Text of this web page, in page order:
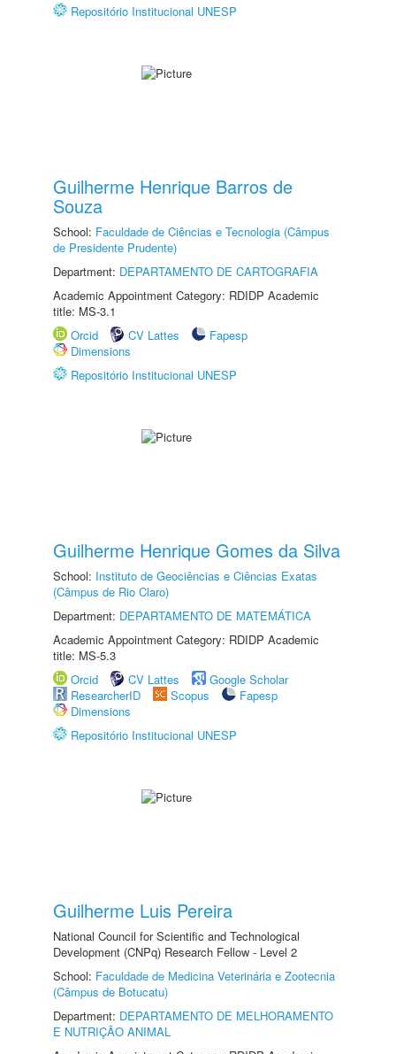
Repositório Institucional UNESP
Guilherme Henrique Barros de
Souza
School: Faculdade de Ciências e Tecnologia (Câmpus
de Presidente Prudente)
Department: DEPARTAMENTO DE CARTOGRAFIA
Academic Appointment Category: RDIDP Academic
title: MS-3.1
Orcid
CV Lattes
Fapesp
Dimensions
Repositório Institucional UNESP
Guilherme Henrique Gomes da Silva
School: Instituto de Geociências e Ciências Exatas
(Câmpus de Rio Claro)
Department: DEPARTAMENTO DE MATEMÁTICA
Academic Appointment Category: RDIDP Academic
title: MS-5.3
Orcid
CV Lattes
Google Scholar
ResearcherID
Scopus
Fapesp
Dimensions
Repositório Institucional UNESP
Guilherme Luis Pereira
National Council for Scientific and Technological
Development (CNPq) Research Fellow - Level 2
School: Faculdade de Medicina Veterinária e Zootecnia
(Câmpus de Botucatu)
Department: DEPARTAMENTO DE MELHORAMENTO
E NUTRIÇÃO ANIMAL